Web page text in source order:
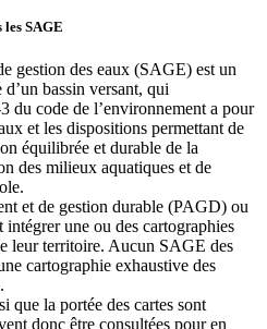
SAGE
gestion des eaux (SAGE) est un
bassin versant, qui
du code de l’environnement a pour
et les dispositions permettant de
équilibrée et durable de la
des milieux aquatiques et de
et de gestion durable (PAGD) ou
une ou des cartographies
leur territoire. Aucun SAGE des
cartographie exhaustive des
que la portée des cartes sont
donc être consultées pour en